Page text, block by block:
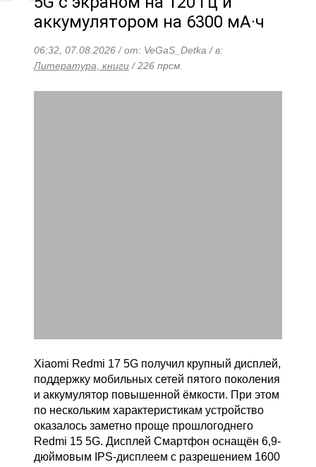
аккумулятором на 6300 мА·ч
06:32, 07.08.2026 / от: VeGaS_Detka / в:
Литература, книги / 226 прсм.
Xiaomi Redmi 17 5G получил крупный дисплей,
поддержку мобильных сетей пятого поколения
и аккумулятор повышенной ёмкости. При этом
по нескольким характеристикам устройство
оказалось заметно проще прошлогоднего
Redmi 15 5G. Дисплей Смартфон оснащён 6,9-
дюймовым IPS-дисплеем с разрешением 1600